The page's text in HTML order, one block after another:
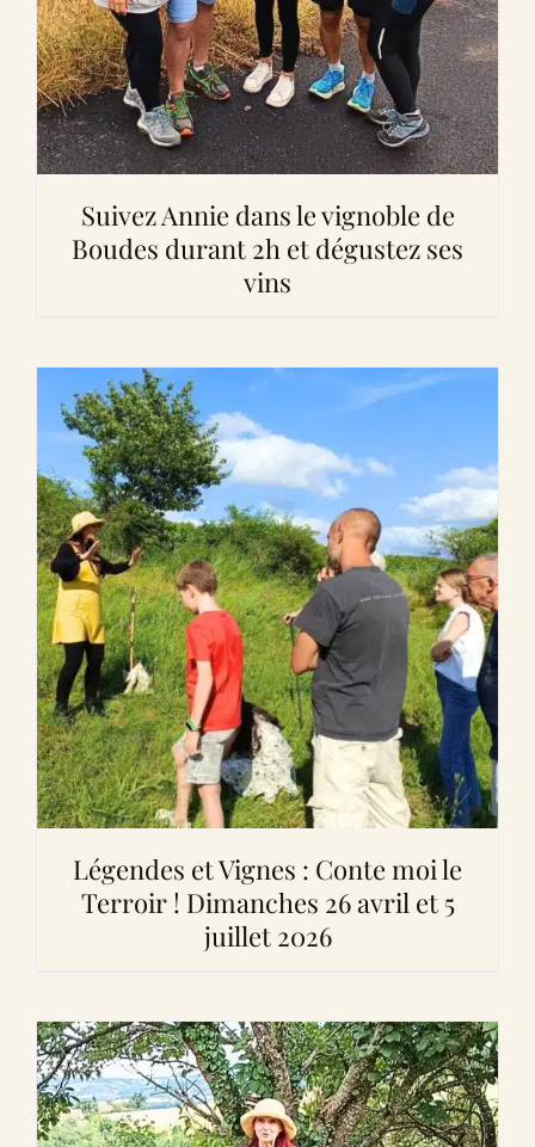
Suivez Annie dans le vignoble de
Boudes durant 2h et dégustez ses
vins
Légendes et Vignes : Conte moi le
Terroir ! Dimanches 26 avril et 5
juillet 2026